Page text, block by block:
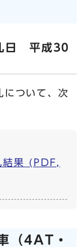
日 平成30
ついて、次
結果 (PDF,
（4AT・